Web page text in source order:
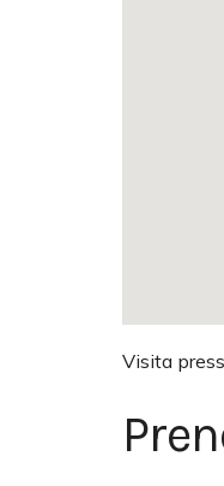
Visita